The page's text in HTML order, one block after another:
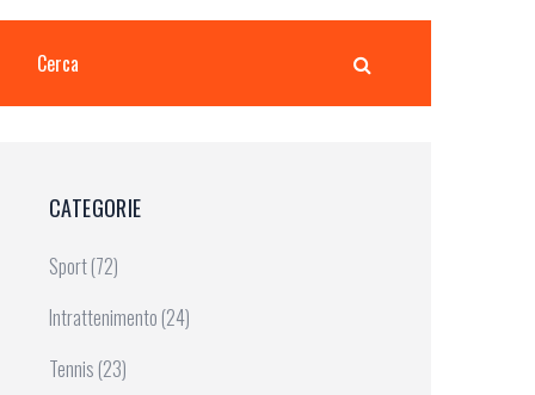
CATEGORIE
Sport(72)
Intrattenimento (24)
Tennis (23)